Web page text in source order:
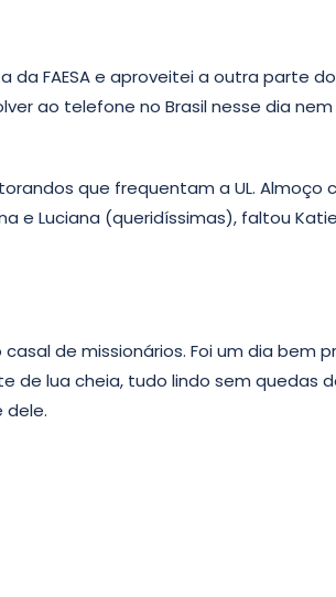
da FAESA e aproveitei a outra parte
ao telefone no Brasil nesse dia
que frequentam a UL. Almoço
e Luciana (queridíssimas), faltou
de missionários. Foi um dia bem
de lua cheia, tudo lindo sem quedas
dele.